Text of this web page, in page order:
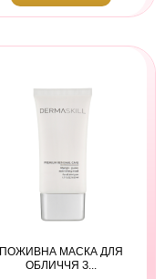
ПОЖИВНА МАСКА ДЛЯ
ОБЛИЧЧЯ З...